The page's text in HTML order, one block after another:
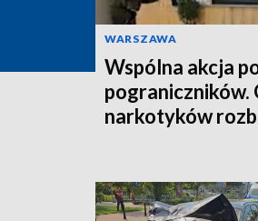
WARSZAWA
Wspólna akcja
pograniczników.
narkotyków